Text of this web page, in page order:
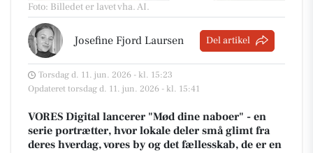
Foto: Billedet er lavet vha. AI.
Josefine Fjord Laursen Del artikel
Torsdag d. 11. jun. 2026 - kl. 15:23
Opdateret torsdag d. 11. jun. 2026 - kl. 15:41
VORES Digital lancerer "Mød dine naboer" - en
serie portrætter, hvor lokale deler små glimt fra
deres hverdag, vores by og det fællesskab, de er en